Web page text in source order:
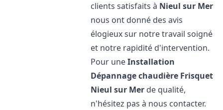
clients satisfaits à Nieul sur Mer
nous ont donné des avis
élogieux sur notre travail soigné
et notre rapidité d'intervention.
Pour uneInstallation
Dépannage chaudière Frisquet
Nieul sur Mer de qualité,
n'hésitez pas à nous contacter.